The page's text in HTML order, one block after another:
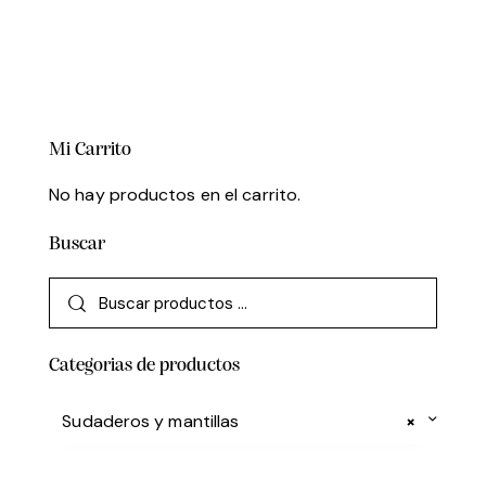
Mi Carrito
No hay productos en el carrito.
Buscar
Categorias de productos
×
Sudaderos y mantillas